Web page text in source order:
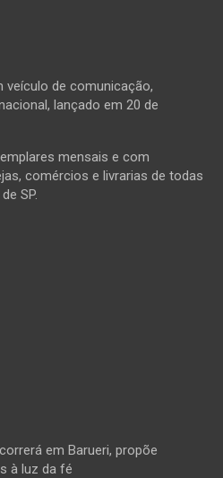
veículo de comunicação,
lançado em 20 de
mensais e com
comércios e livrarias de todas
SP.
em Barueri, propõe
à luz da fé